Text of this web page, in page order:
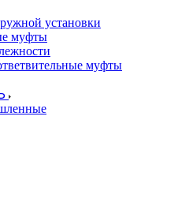
установки
муфты
муфты